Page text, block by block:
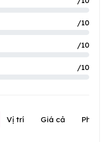
/10
/10
/10
Vị trí Giá cả Phục